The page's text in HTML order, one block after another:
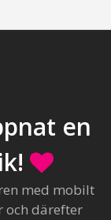
en
med mobilt
och därefter